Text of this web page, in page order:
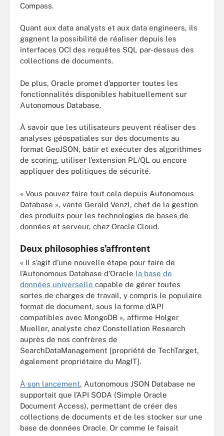
Compass.
Quant aux data analysts et aux data engineers, ils
gagnent la possibilité de réaliser depuis les
interfaces OCI des requêtes SQL par-dessus des
collections de documents.
De plus, Oracle promet d’apporter toutes les
fonctionnalités disponibles habituellement sur
Autonomous Database.
À savoir que les utilisateurs peuvent réaliser des
analyses géospatiales sur des documents au
format GeoJSON, bâtir et exécuter des algorithmes
de scoring, utiliser l’extension PL/QL ou encore
appliquer des politiques de sécurité.
« Vous pouvez faire tout cela depuis Autonomous
Database », vante Gerald Venzl, chef de la gestion
des produits pour les technologies de bases de
données et serveur, chez Oracle Cloud.
Deux philosophies s’affrontent
« Il s’agit d’une nouvelle étape pour faire de
l’Autonomous Database d’Oracle la base de
données universelle capable de gérer toutes
sortes de charges de travail, y compris le populaire
format de document, sous la forme d’API
compatibles avec MongoDB », affirme Holger
Mueller, analyste chez Constellation Research
auprès de nos confrères de
SearchDataManagement [propriété de TechTarget,
également propriétaire du MagIT].
À son lancement, Autonomous JSON Database ne
supportait que l’API SODA (Simple Oracle
Document Access), permettant de créer des
collections de documents et de les stocker sur une
base de données Oracle. Or comme le faisait